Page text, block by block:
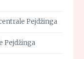
Pejdžinga
Pejdžinga